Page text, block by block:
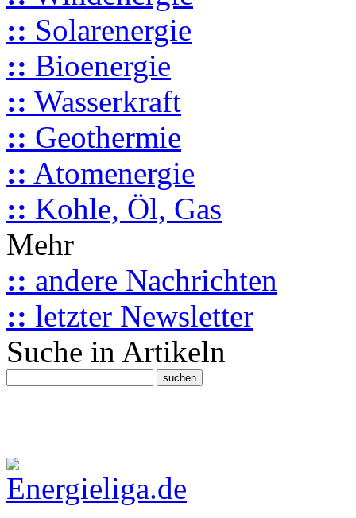
:: Solarenergie
:: Bioenergie
:: Wasserkraft
:: Geothermie
:: Atomenergie
:: Kohle, Öl, Gas
Mehr
:: andere Nachrichten
:: letzter Newsletter
Suche in Artikeln